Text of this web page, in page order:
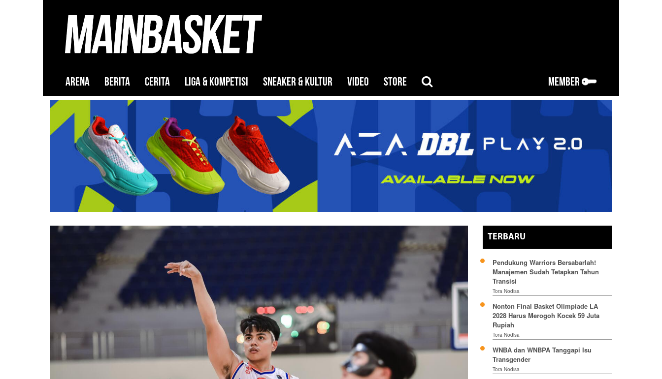
ARENA BERITA CERITA LIGA & KOMPETISI SNEAKER & KULTUR VIDEO STORE MEMBER
TERBARU
Pendukung Warriors Bersabarlah!
Manajemen Sudah Tetapkan Tahun
Transisi
Tora Nodisa
Nonton Final Basket Olimpiade LA
2028 Harus Merogoh Kocek 59 Juta
Rupiah
Tora Nodisa
WNBA dan WNBPA Tanggapi Isu
Transgender
Tora Nodisa